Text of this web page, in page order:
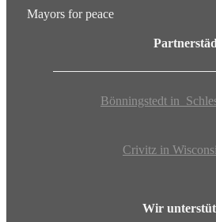
Mayors for peace
Bönningstedt in
Crivitz in
Wir